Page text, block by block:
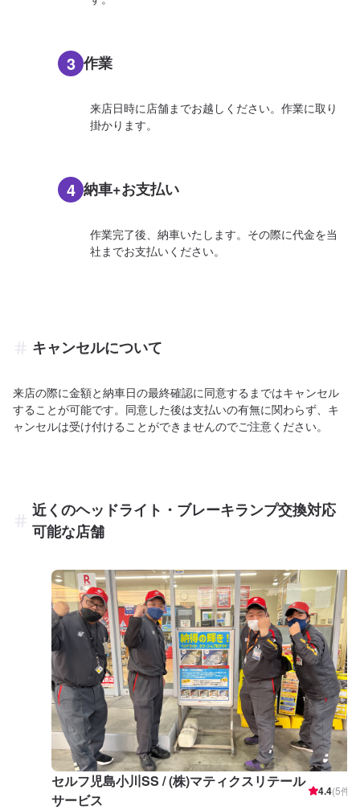
3 作業
来店日時に店舗までお越しください。作業に取り
掛かります。
4 納車+お支払い
作業完了後、納車いたします。その際に代金を当
社までお支払いください。
キャンセルについて
来店の際に金額と納車日の最終確認に同意するまではキャンセル
することが可能です。同意した後は支払いの有無に関わらず、キ
ャンセルは受け付けることができませんのでご注意ください。
近くのヘッドライト・ブレーキランプ交換対応
可能な店舗
セルフ児島小川SS / (株)マティクスリテール
サービス
4.4(5件)